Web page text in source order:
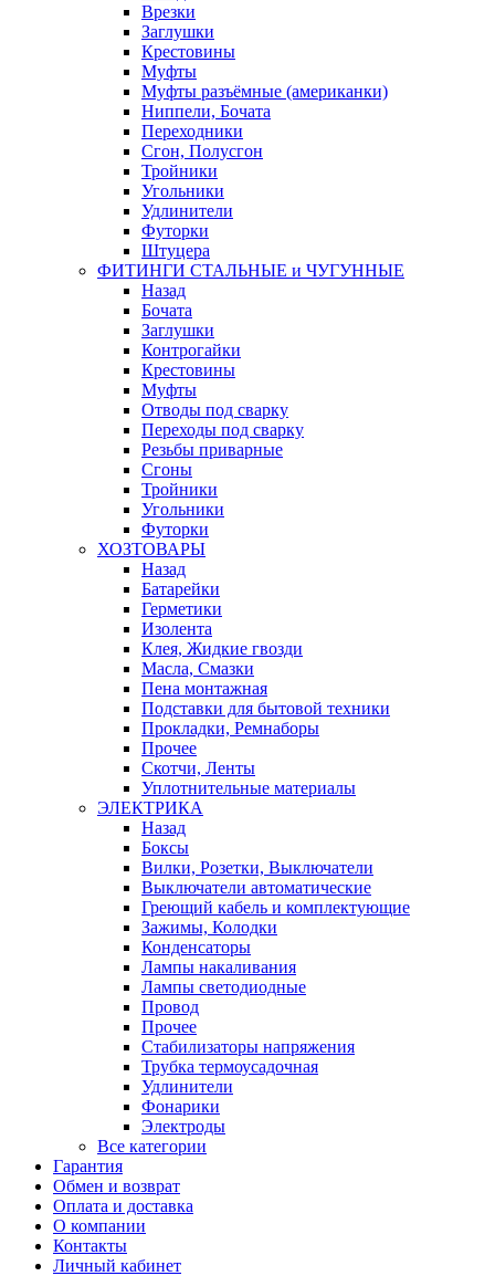
Врезки
Заглушки
Крестовины
Муфты
Муфты разъёмные (американки)
Ниппели, Бочата
Переходники
Сгон, Полусгон
Тройники
Угольники
Удлинители
Футорки
Штуцера
ФИТИНГИ СТАЛЬНЫЕ и ЧУГУННЫЕ
Назад
Бочата
Заглушки
Контрогайки
Крестовины
Муфты
Отводы под сварку
Переходы под сварку
Резьбы приварные
Сгоны
Тройники
Угольники
Футорки
ХОЗТОВАРЫ
Назад
Батарейки
Герметики
Изолента
Клея, Жидкие гвозди
Масла, Смазки
Пена монтажная
Подставки для бытовой техники
Прокладки, Ремнаборы
Прочее
Скотчи, Ленты
Уплотнительные материалы
ЭЛЕКТРИКА
Назад
Боксы
Вилки, Розетки, Выключатели
Выключатели автоматические
Греющий кабель и комплектующие
Зажимы, Колодки
Конденсаторы
Лампы накаливания
Лампы светодиодные
Провод
Прочее
Стабилизаторы напряжения
Трубка термоусадочная
Удлинители
Фонарики
Электроды
Все категории
Гарантия
Обмен и возврат
Оплата и доставка
О компании
Контакты
Личный кабинет